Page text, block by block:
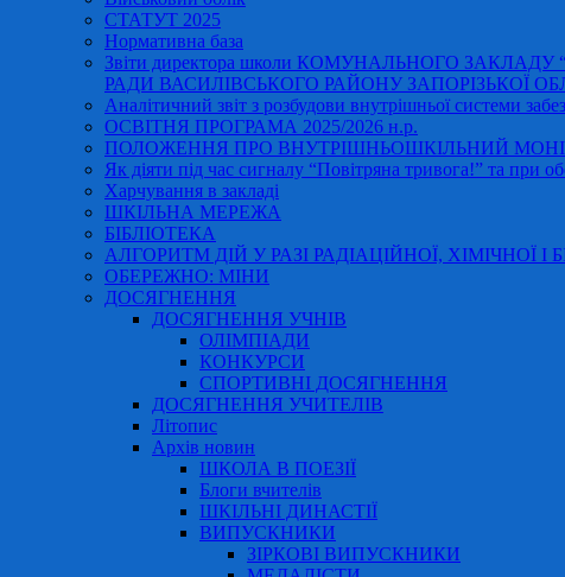
СТАТУТ 2025
Нормативна база
Звіти директора школи КОМУНАЛЬНОГО
РАДИ ВАСИЛІВСЬКОГО РАЙОНУ ЗАПОРІЗЬКОЇ
Аналітичний звіт з розбудови внутрішньої системи
ОСВІТНЯ ПРОГРАМА 2025/2026 н.р.
ПОЛОЖЕННЯ ПРО ВНУТРІШНЬОШКІЛЬНИЙ
Як діяти під час сигналу “Повітряна тривога!” та при
Харчування в закладі
ШКІЛЬНА МЕРЕЖА
БІБЛІОТЕКА
АЛГОРИТМ ДІЙ У РАЗІ РАДІАЦІЙНОЇ, ХІМІЧНОЇ І
ОБЕРЕЖНО: МІНИ
ДОСЯГНЕННЯ
ДОСЯГНЕННЯ УЧНІВ
ОЛІМПІАДИ
КОНКУРСИ
СПОРТИВНІ ДОСЯГНЕННЯ
ДОСЯГНЕННЯ УЧИТЕЛІВ
Літопис
Архів новин
ШКОЛА В ПОЕЗІЇ
Блоги вчителів
ШКІЛЬНІ ДИНАСТІЇ
ВИПУСКНИКИ
ЗІРКОВІ ВИПУСКНИКИ